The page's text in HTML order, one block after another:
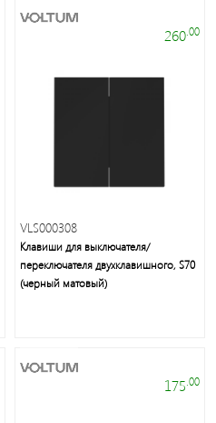
260.00
VLS000308
Клавиши для выключателя/
переключателя двухклавишного, S70
(черный матовый)
175 .00